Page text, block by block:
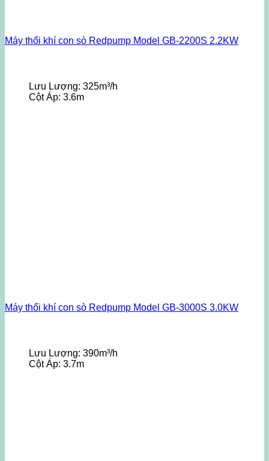
Máy thổi khí con sò Redpump Model GB-2200S 2.2KW
Lưu Lượng: 325m³/h
Cột Áp: 3.6m
Máy thổi khí con sò Redpump Model GB-3000S 3.0KW
Lưu Lượng: 390m³/h
Cột Áp: 3.7m